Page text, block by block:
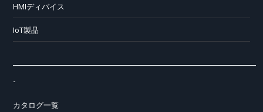
HMIディバイス
IoT製品
-
カタログ一覧